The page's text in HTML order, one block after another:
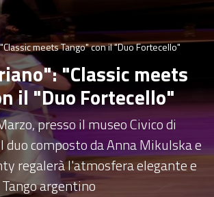
meets Tango" con il "Duo Fortecello"
"Classic meets
il "Duo Fortecello"
presso il museo Civico di
duo composto da Anna Mikulska e
regalerà l'atmosfera elegante e
argentino